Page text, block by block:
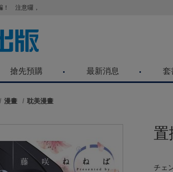
！ 注意囉，不要被騙了！請各位喜歡青文購物網的朋友們，提
搶先預購 最新消息 套
漫畫 耽美漫畫
置
チェ